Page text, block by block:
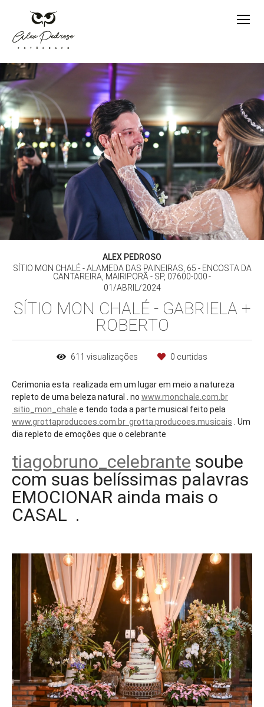
ALEX PEDROSO
SÍTIO MON CHALÉ - ALAMEDA DAS PAINEIRAS, 65 - ENCOSTA DA
CANTAREIRA, MAIRIPORÃ - SP, 07600-000
01/ABRIL/2024
SÍTIO MON CHALÉ - GABRIELA +
ROBERTO
611 visualizações 0 curtidas
Cerimonia esta realizada em um lugar em meio a natureza
repleto de uma beleza natural . no www.monchale.com.br
sitio_mon_chale e tendo toda a parte musical feito pela
www.grottaproducoes.com.br grotta.producoes.musicais . Um
dia repleto de emoções que o celebrante
tiagobruno_celebrante soube
com suas belíssimas palavras
EMOCIONAR ainda mais o
CASAL .